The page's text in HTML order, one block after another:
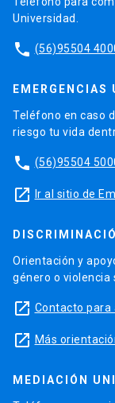
Universidad.
phone (56)95504
EMERGENCIAS
Teléfono en caso
riesgo tu vida
phone (56)95504
launch Ir al sitio de
Orientación y
género o violencia
launch Contacto para
launch Más
MEDIACIÓN